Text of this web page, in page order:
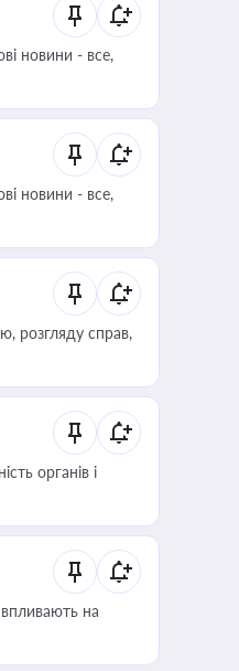
новини - все,
новини - все,
розгляду справ,
органів і
на